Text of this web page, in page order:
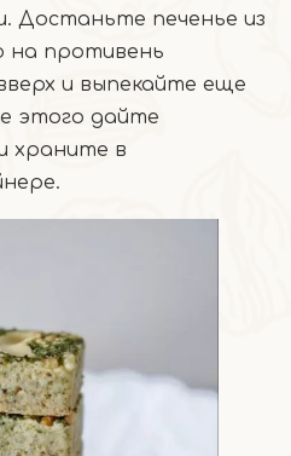
Достаньте печенье из
на противень
и выпекайте еще
этого дайте
храните в